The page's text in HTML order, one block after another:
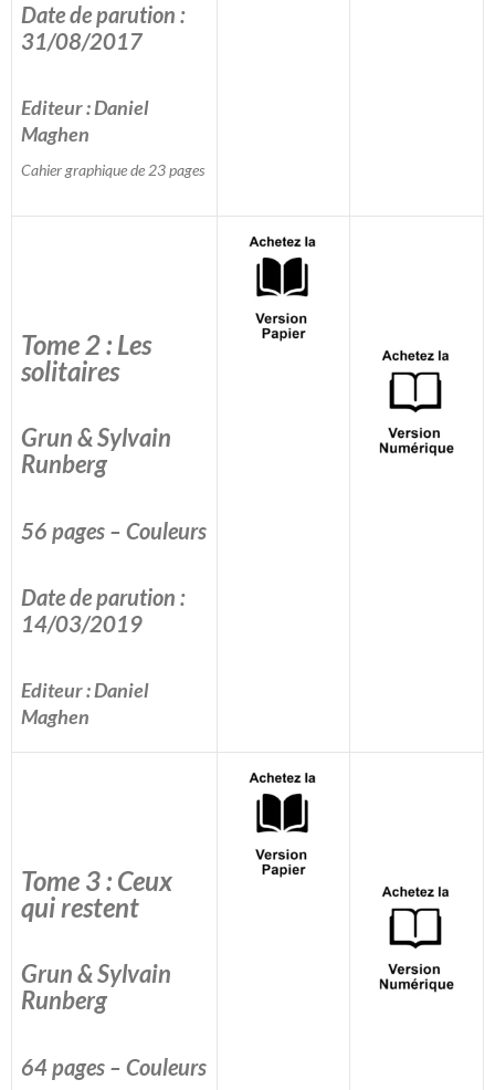
Date de parution :
31/08/2017
Editeur : Daniel
Maghen
Cahier graphique de 23 pages
Tome 2 : Les
solitaires
Grun & Sylvain
Runberg
56 pages – Couleurs
Date de parution :
14/03/2019
Editeur : Daniel
Maghen
Tome 3 : Ceux
qui restent
Grun & Sylvain
Runberg
64 pages – Couleurs